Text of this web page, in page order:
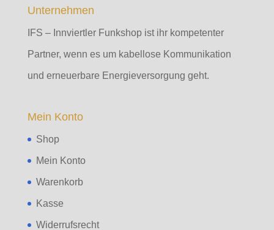
Unternehmen
IFS – Innviertler Funkshop ist ihr kompetenter
Partner, wenn es um kabellose Kommunikation
und erneuerbare Energieversorgung geht.
Mein Konto
Shop
Mein Konto
Warenkorb
Kasse
Widerrufsrecht